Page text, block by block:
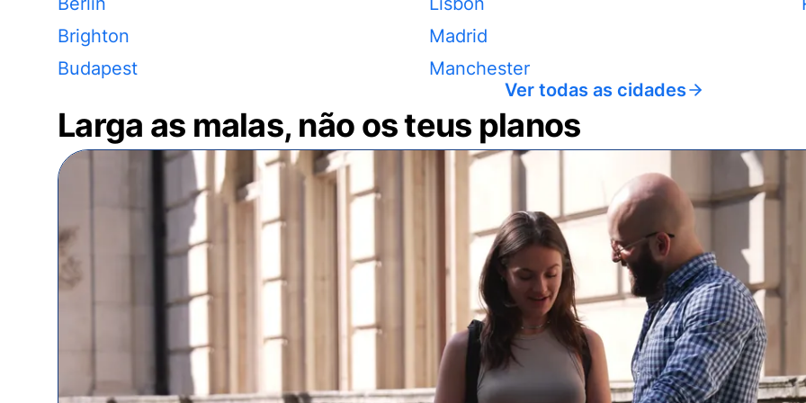
Brighton
Budapest
Madrid
Manchester
Ver todas as cidades
Larga as malas, não os teus planos